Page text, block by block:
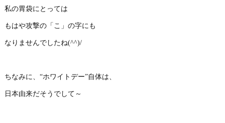
私の胃袋にとっては
もはや攻撃の「こ」の字にも
なりませんでしたね(^^)/
ちなみに、“ホワイトデー”自体は、
日本由来だそうでして～